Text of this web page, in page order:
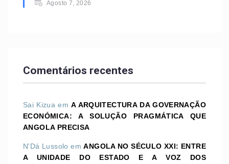
Agosto 7, 2026
Comentários recentes
Sai Kizua emA ARQUITECTURA DA GOVERNAÇÃO
ECONÓMICA: A SOLUÇÃO PRAGMÁTICA QUE
ANGOLA PRECISA
N'Dá Lussolo emANGOLA NO SÉCULO XXI: ENTRE
A UNIDADE DO ESTADO E A VOZ DOS